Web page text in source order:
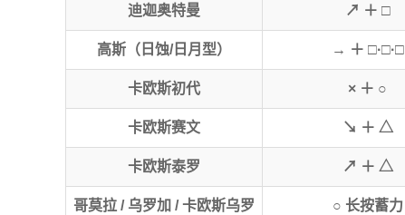
迪迦奥特曼 ↗ ＋ □
高斯（日蚀/日月型） → ＋ □·□·□
卡欧斯初代 × ＋ ○
卡欧斯赛文 ↘ ＋ △
卡欧斯泰罗 ↗ ＋ △
哥莫拉 / 乌罗加 / 卡欧斯乌罗
○ 长按蓄力